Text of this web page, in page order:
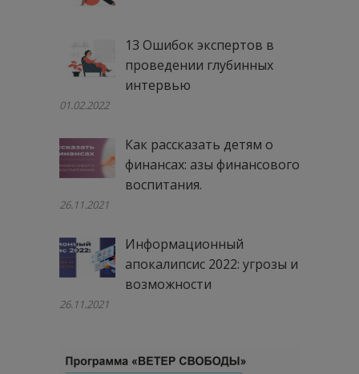
13 Ошибок экспертов в
проведении глубинных
интервью
01.02.2022
Как рассказать детям о
финансах: азы финансового
воспитания.
26.11.2021
Информационный
апокалипсис 2022: угрозы и
возможности
26.11.2021